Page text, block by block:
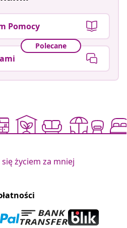
Pomocy
Polecane
się życiem za mniej